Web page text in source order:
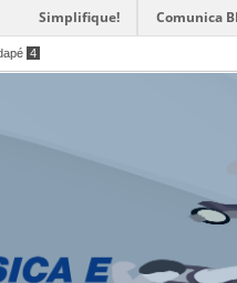
Simplifique! Comunica
4